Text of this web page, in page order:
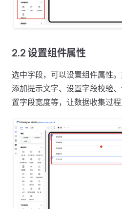
2.2 设置组件属性
选中字段，可以设置组件属性
添加提示文字、设置字段校验
置字段宽度等，让数据收集过程